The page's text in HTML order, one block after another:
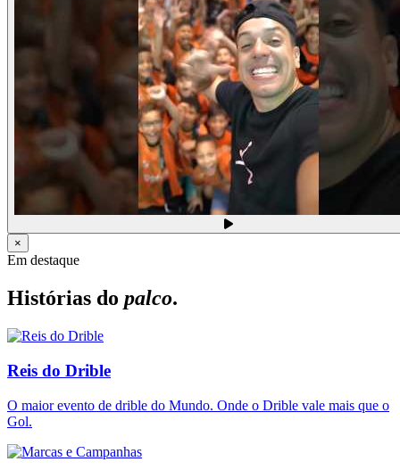
×
Em destaque
Histórias do palco.
Reis do Drible
O maior evento de drible do Mundo. Onde o Drible vale mais que o
Gol.